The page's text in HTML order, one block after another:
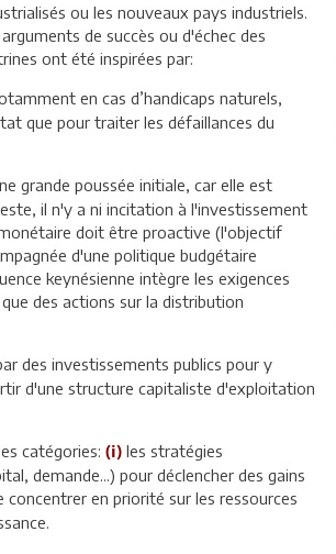
ou les nouveaux pays industriels.
de succès ou d'échec des
ont été inspirées par:
en cas d’handicaps naturels,
que pour traiter les défaillances du
grande poussée initiale, car elle est
il n'y a ni incitation à l'investissement
doit être proactive (l'objectif
d'une politique budgétaire
keynésienne intègre les exigences
des actions sur la distribution
des investissements publics pour y
d'une structure capitaliste d'exploitation
catégories: (i) les stratégies
demande...) pour déclencher des gains
en priorité sur les ressources